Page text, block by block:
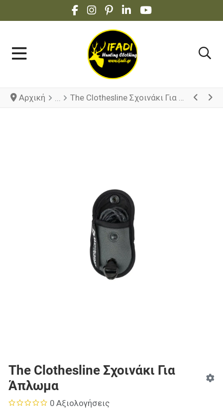
FACEBOOK SOCIAL LINK
INSTAGRAM SOCIAL LINK
PINTEREST SOCIAL LINK
LINKEDIN SOCIAL LINK
YOUTUBE SOCIAL
Αρχική The Clothesline Σχοινάκι Για Άπλωμα
The Clothesline Σχοινάκι Για
Άπλωμα
0 Αξιολογήσεις